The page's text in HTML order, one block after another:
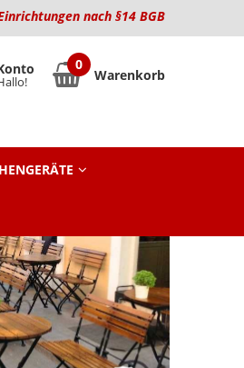
nach §14 BGB
Warenkorb